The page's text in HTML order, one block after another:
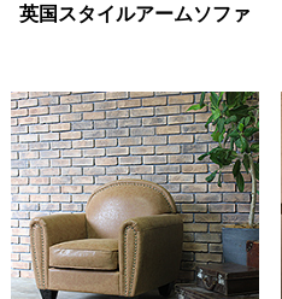
英国スタイルアームソファ